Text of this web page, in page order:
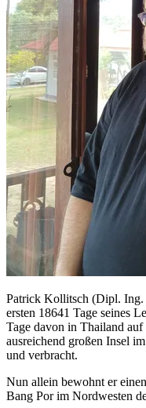
Patrick Kollitsch (Dipl. Ing.
ersten 18641 Tage seines
Tage davon in Thailand
ausreichend großen Insel
und verbracht.
Nun allein bewohnt er
Bang Por im Nordwesten